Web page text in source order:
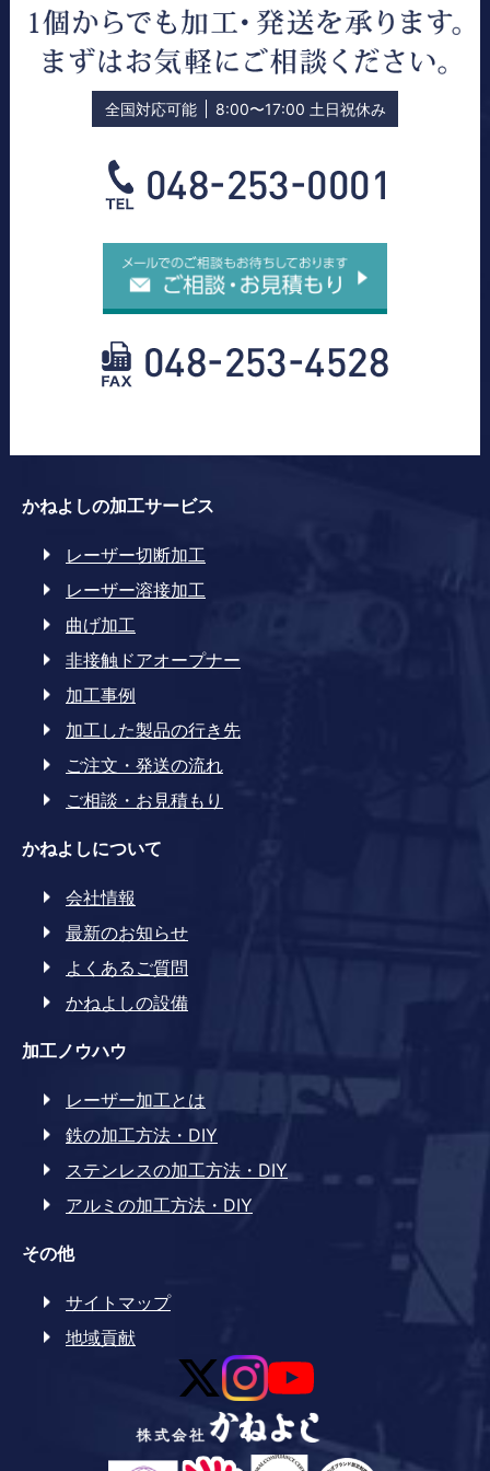
n
全国対応可能 8:00〜17:00 土日祝休み
かねよしの加工サービス
レーザー切断加工
レーザー溶接加工
曲げ加工
非接触ドアオープナー
加工事例
加工した製品の行き先
ご注文・発送の流れ
ご相談・お見積もり
かねよしについて
会社情報
最新のお知らせ
よくあるご質問
かねよしの設備
加工ノウハウ
レーザー加工とは
鉄の加工方法・DIY
ステンレスの加工方法・DIY
アルミの加工方法・DIY
その他
サイトマップ
地域貢献